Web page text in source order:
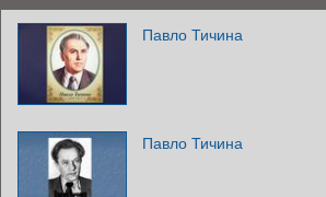
Павло Тичина
Павло Тичина